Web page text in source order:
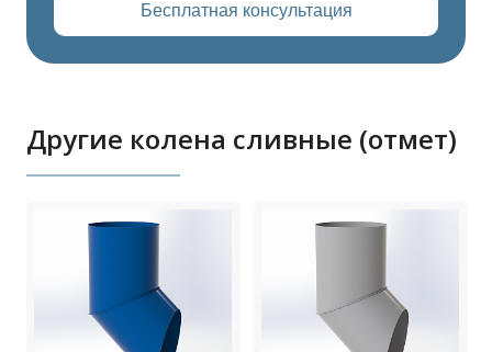
Бесплатная консультация
Другие колена сливные (отмет)